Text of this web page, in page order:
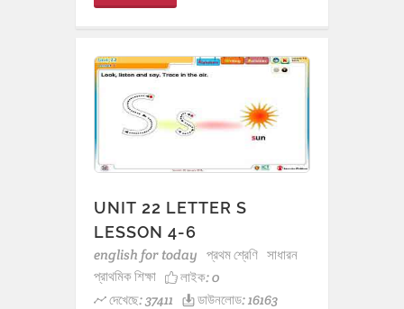
UNIT 22 LETTER S
LESSON 4-6
english for today প্রথম শ্রেণি সাধারন
প্রাথমিক শিক্ষা
লাইক:0
দেখেছে: 37411
ডাউনলোড: 16163